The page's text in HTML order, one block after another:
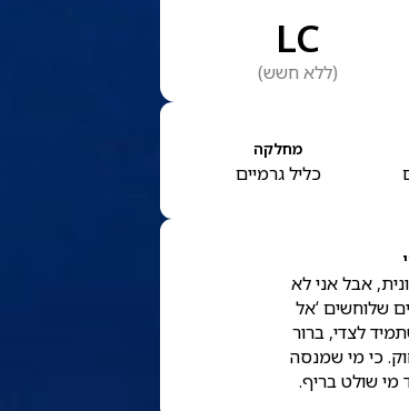
LC
(ללא חשש)
מחלקה
כליל גרמיים
אבל אני לא
שלוחשים ‘אל
לצדי, ברור
כי מי שמנסה
מי שולט בריף.